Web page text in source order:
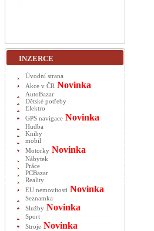
INZERCE
Úvodní strana
Akce v ČR Novinka
AutoBazar
Dětské potřeby
Elektro
GPS navigace Novinka
Hudba
Knihy
mobil
Motorky Novinka
Nábytek
Práce
PCBazar
Reality
EU nemovitosti Novinka
Seznamka
Služby Novinka
Sport
Stroje Novinka